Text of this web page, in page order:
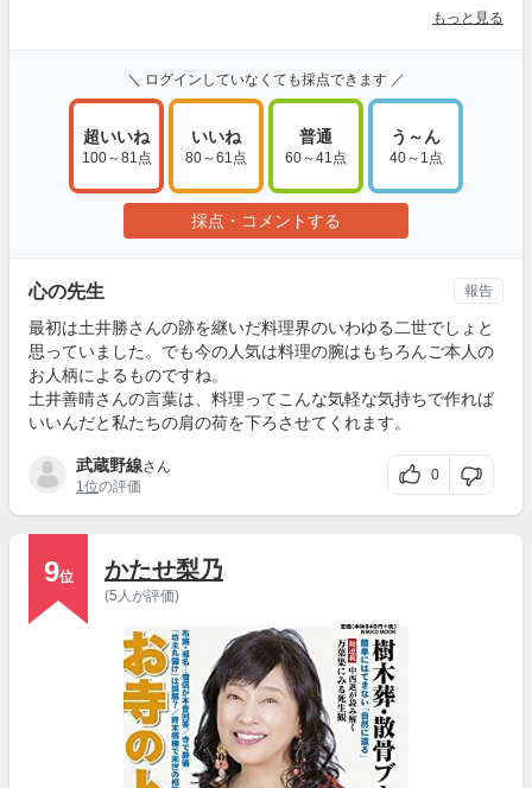
もっと見る
＼ ログインしていなくても採点できます ／
超いいね
100～81点
いいね
80～61点
普通
60～41点
う～ん
40～1点
採点・コメントする
心の先生
最初は土井勝さんの跡を継いだ料理界のいわゆる二世でしょと
思っていました。でも今の人気は料理の腕はもちろんご本人の
お人柄によるものですね。
土井善晴さんの言葉は、料理ってこんな気軽な気持ちで作れば
いいんだと私たちの肩の荷を下ろさせてくれます。
武蔵野線さん
1位の評価
0
報告
9位 かたせ梨乃
(5人が評価)